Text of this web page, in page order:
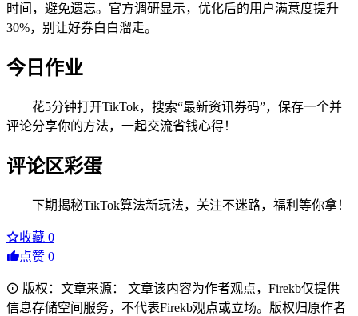
时间，避免遗忘。官方调研显示，优化后的用户满意度提升
30%，别让好券白白溜走。
今日作业
花5分钟打开TikTok，搜索“最新资讯券码”，保存一个并
评论分享你的方法，一起交流省钱心得！
评论区彩蛋
下期揭秘TikTok算法新玩法，关注不迷路，福利等你拿！
收藏 0
点赞 0
版权：文章来源： 文章该内容为作者观点，Firekb仅提供
信息存储空间服务，不代表Firekb观点或立场。版权归原作者